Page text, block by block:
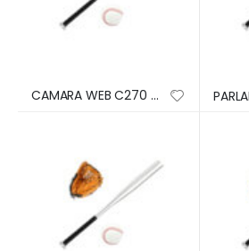
CAMARA WEB C270 Logitech HD 3MP 1280×720 USB Compatible Win-Mac Micrófono Incorporado Garantía 2Años-NEGRO